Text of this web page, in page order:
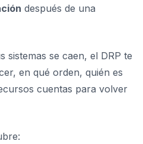
después de una
sistemas se caen, el DRP te
en qué orden, quién es
cuentas para volver